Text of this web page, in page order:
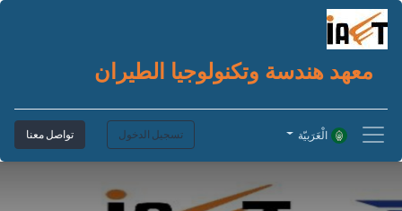
معهد هندسة وتكنولوجيا الطيران
تسجيل الدخول تواصل معنا الْعَرَبيّة